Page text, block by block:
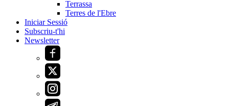
Terrassa
Terres de l'Ebre
Iniciar Sessió
Subscriu-t'hi
Newsletter